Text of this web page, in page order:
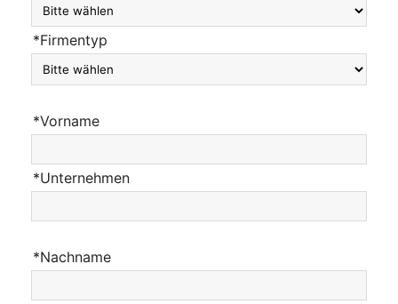
*Firmentyp
*Vorname
*Unternehmen
*Nachname